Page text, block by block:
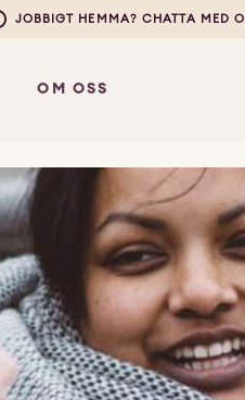
JOBBIGT HEMMA? CHATTA MED
OM OSS